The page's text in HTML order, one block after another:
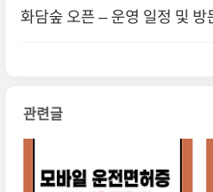
화담숲 오픈 – 운영 일정 및 방
관련글